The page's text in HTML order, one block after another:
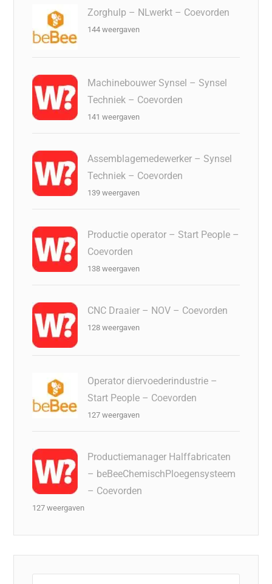
Zorghulp – NLwerkt – Coevorden
144 weergaven
Machinebouwer Synsel – Synsel
Techniek – Coevorden
141 weergaven
Assemblagemedewerker – Synsel
Techniek – Coevorden
139 weergaven
Productie operator – Start People –
Coevorden
138 weergaven
CNC Draaier – NOV – Coevorden
128 weergaven
Operator diervoederindustrie –
Start People – Coevorden
127 weergaven
Productiemanager Halffabricaten
– beBeeChemischPloegensysteem
– Coevorden
127 weergaven